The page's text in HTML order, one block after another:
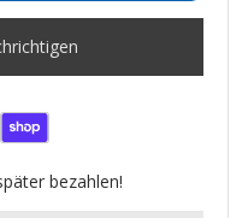
bezahlen!